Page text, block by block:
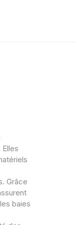
Grâce
baies